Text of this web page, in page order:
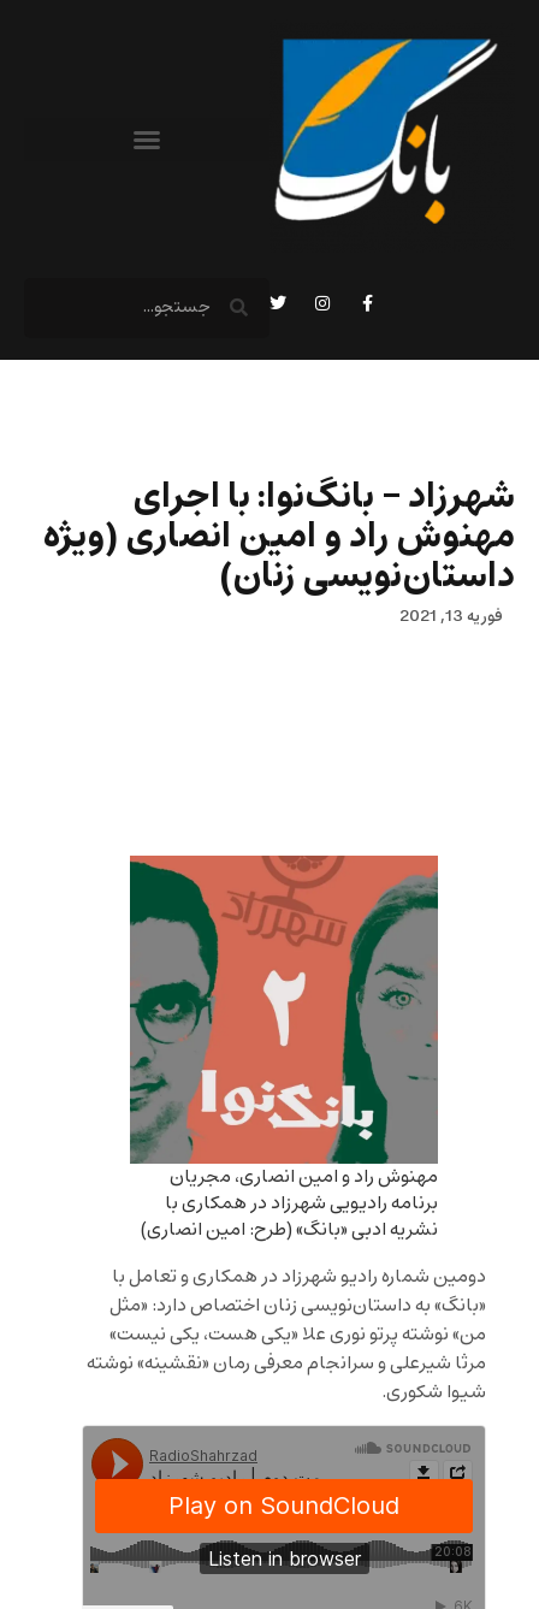
شهرزاد – بانگ‌نوا: با اجرای
مهنوش راد و امین انصاری (ویژه
داستان‌نویسی زنان)
فوریه 13, 2021
مهنوش راد و امین انصاری، مجریان
برنامه رادیویی شهرزاد در همکاری با
نشریه ادبی «بانگ» (طرح: امین انصاری)
دومین شماره رادیو شهرزاد در همکاری و تعامل با
«بانگ» به داستان‌نویسی زنان اختصاص دارد: «مثل
من» نوشته پرتو نوری علا «یکی هست، یکی نیست»
مرثا شیرعلی و سرانجام معرفی رمان «نقشینه» نوشته
شیوا شکوری.